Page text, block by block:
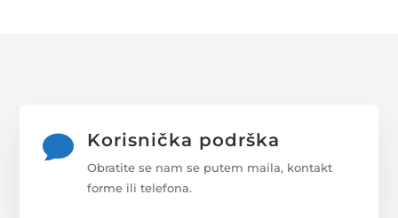
 Korisnička podrška
Obratite se nam se putem maila, kontakt
forme ili telefona.